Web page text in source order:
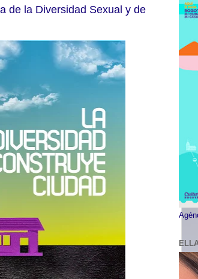
de la Diversidad Sexual y de